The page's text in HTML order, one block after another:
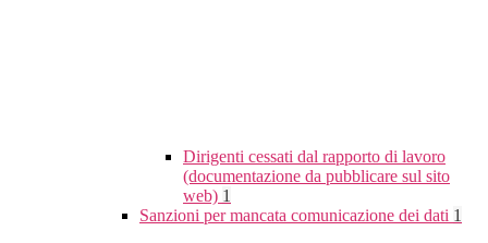
Dirigenti cessati dal rapporto di lavoro
(documentazione da pubblicare sul sito
web) 1
Sanzioni per mancata comunicazione dei dati 1